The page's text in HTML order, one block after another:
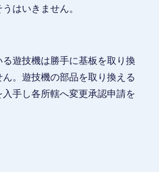
はいきません。
遊技機は勝手に基板を取り換
ん。遊技機の部品を取り換える
手し各所轄へ変更承認申請を